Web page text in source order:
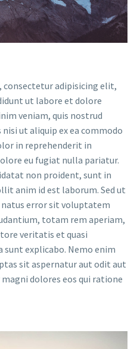
adipisicing elit,
ut labore et dolore
veniam, quis nostrud
ut aliquip ex ea commodo
in reprehenderit in
eu fugiat nulla pariatur.
non proident, sunt in
anim id est laborum. Sed ut
error sit voluptatem
totam rem aperiam,
veritatis et quasi
explicabo. Nemo enim
sit aspernatur aut odit aut
dolores eos qui ratione